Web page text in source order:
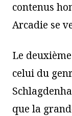
contenus
Arcadie se
Le
celui du
que la